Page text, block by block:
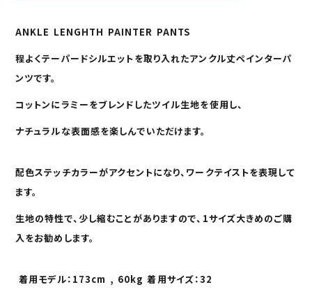
ANKLE LENGHTH PAINTER PANTS
程よくテーパードシルエットを取り入れたアンクル丈ペインターパ
ンツです。
コットンにラミーをブレンドしたツイル生地を使用し、
ナチュラルな表面感を楽しんでいただけます。
配色ステッチカラーがアクセントになり、ワークテイストを表現して
ます。
生地の特性で、少し縮むことがありますので、1サイズ大きめのご購
入をお勧めします。
着用モデル：173cm , 60kg 着用サイズ：32